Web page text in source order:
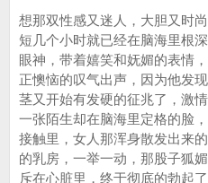
想那双性感又迷人，大胆又时
短几个小时就已经在脑海里根
眼神，带着嬉笑和妩媚的表情
正懊恼的叹气出声，因为他发
茎又开始有发硬的征兆了，激
一张陌生却在脑海里定格的脸
接触里，女人那浑身散发出来
的乳房，一举一动，那股子狐
斥在心脏里，终于彻底的勃起